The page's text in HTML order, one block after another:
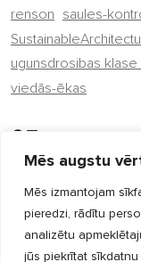
Mēs augstu
Mēs izmantojam
pieredzi, rādītu
analizētu
jūs piekrītat
renson saules-
ugunsdrosibas klase
viedās-ēkas